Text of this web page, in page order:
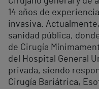
14 años de
invasiva.
sanidad pública,
de Cirugía
del Hospital General
privada, siendo
Cirugía Bariátrica,